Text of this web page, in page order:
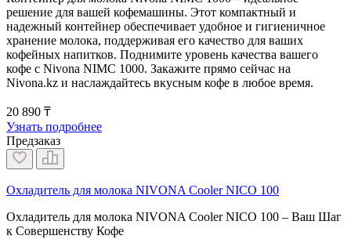
решение для вашей кофемашины. Этот компактный и
надежный контейнер обеспечивает удобное и гигиеничное
хранение молока, поддерживая его качество для ваших
кофейных напитков. Поднимите уровень качества вашего
кофе с Nivona NIMC 1000. Закажите прямо сейчас на
Nivona.kz и наслаждайтесь вкусным кофе в любое время.
20 890 ₸
Узнать подробнее
Предзаказ
Охладитель для молока NIVONA Cooler NICO 100
Охладитель для молока NIVONA Cooler NICO 100 – Ваш Шаг
к Совершенству Кофе